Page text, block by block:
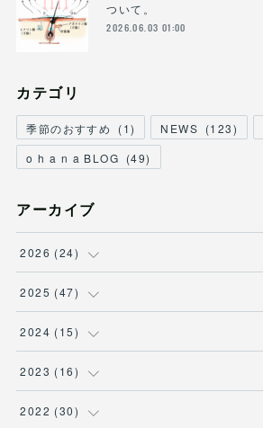
ついて。
2026.06.03 01:00
カテゴリ
季節のおすすめ (1) NEWS (123)
o h a n a BLOG (49)
アーカイブ
2026 (24)
(3)
(2)
(3)
( 2 )
2025 (47)
(7)
(5)
(6)
2024 (15)
(2)
(1)
2023 (16)
(3)
2022 (30)